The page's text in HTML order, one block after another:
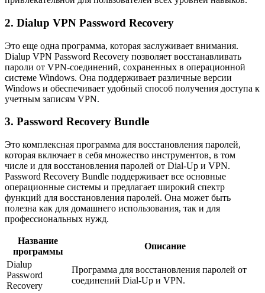
2. Dialup VPN Password Recovery
Это еще одна программа, которая заслуживает внимания.
Dialup VPN Password Recovery позволяет восстанавливать
пароли от VPN-соединений, сохраненных в операционной
системе Windows. Она поддерживает различные версии
Windows и обеспечивает удобный способ получения доступа к
учетным записям VPN.
3. Password Recovery Bundle
Это комплексная программа для восстановления паролей,
которая включает в себя множество инструментов, в том
числе и для восстановления паролей от Dial-Up и VPN.
Password Recovery Bundle поддерживает все основные
операционные системы и предлагает широкий спектр
функций для восстановления паролей. Она может быть
полезна как для домашнего использования, так и для
профессиональных нужд.
Название
программы
Описание
Dialup
Password
Recovery
Программа для восстановления паролей от
соединений Dial-Up и VPN.